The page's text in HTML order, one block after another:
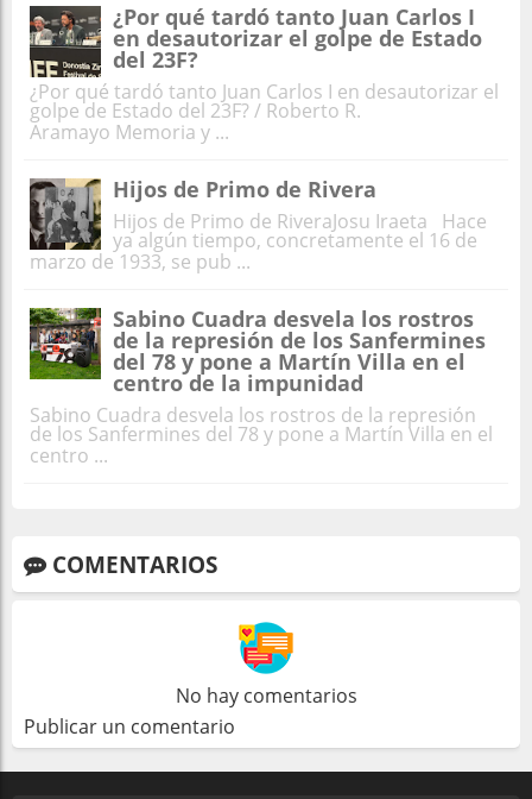
¿Por qué tardó tanto Juan Carlos I
en desautorizar el golpe de Estado
del 23F?
¿Por qué tardó tanto Juan Carlos I en desautorizar el
golpe de Estado del 23F? / Roberto R.
Aramayo Memoria y ...
Hijos de Primo de Rivera
Hijos de Primo de RiveraJosu Iraeta Hace
ya algún tiempo, concretamente el 16 de
marzo de 1933, se pub ...
Sabino Cuadra desvela los rostros
de la represión de los Sanfermines
del 78 y pone a Martín Villa en el
centro de la impunidad
Sabino Cuadra desvela los rostros de la represión
de los Sanfermines del 78 y pone a Martín Villa en el
centro ...
COMENTARIOS
No hay comentarios
Publicar un comentario